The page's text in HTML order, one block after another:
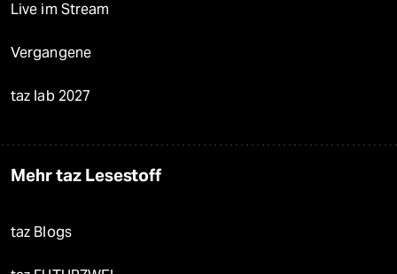
Live im Stream
Vergangene
taz lab 2027
Mehr taz Lesestoff
taz Blogs